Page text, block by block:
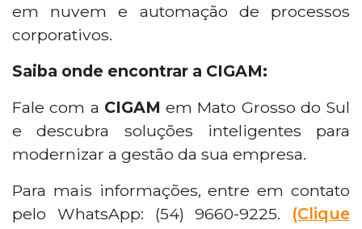
em nuvem e automação de processos
corporativos.
Saiba onde encontrar a CIGAM:
Fale com a CIGAM em Mato Grosso do Sul
e descubra soluções inteligentes para
modernizar a gestão da sua empresa.
Para mais informações, entre em contato
pelo WhatsApp: (54) 9660-9225. (Clique